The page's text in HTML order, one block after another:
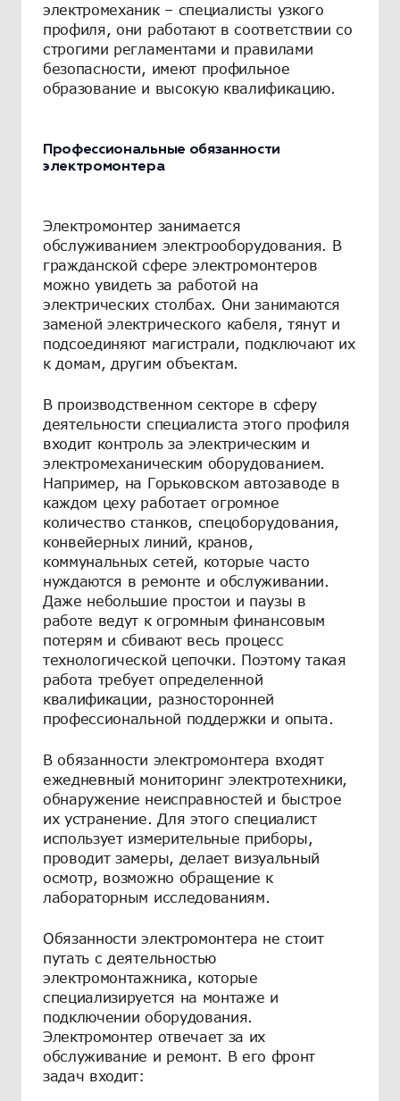
электромеханик – специалисты узкого
профиля, они работают в соответствии со
строгими регламентами и правилами
безопасности, имеют профильное
образование и высокую квалификацию.
Профессиональные обязанности
электромонтера
Электромонтер занимается
обслуживанием электрооборудования. В
гражданской сфере электромонтеров
можно увидеть за работой на
электрических столбах. Они занимаются
заменой электрического кабеля, тянут и
подсоединяют магистрали, подключают их
к домам, другим объектам.
В производственном секторе в сферу
деятельности специалиста этого профиля
входит контроль за электрическим и
электромеханическим оборудованием.
Например, на Горьковском автозаводе в
каждом цеху работает огромное
количество станков, спецоборудования,
конвейерных линий, кранов,
коммунальных сетей, которые часто
нуждаются в ремонте и обслуживании.
Даже небольшие простои и паузы в
работе ведут к огромным финансовым
потерям и сбивают весь процесс
технологической цепочки. Поэтому такая
работа требует определенной
квалификации, разносторонней
профессиональной поддержки и опыта.
В обязанности электромонтера входят
ежедневный мониторинг электротехники,
обнаружение неисправностей и быстрое
их устранение. Для этого специалист
использует измерительные приборы,
проводит замеры, делает визуальный
осмотр, возможно обращение к
лабораторным исследованиям.
Обязанности электромонтера не стоит
путать с деятельностью
электромонтажника, которые
специализируется на монтаже и
подключении оборудования.
Электромонтер отвечает за их
обслуживание и ремонт. В его фронт
задач входит: